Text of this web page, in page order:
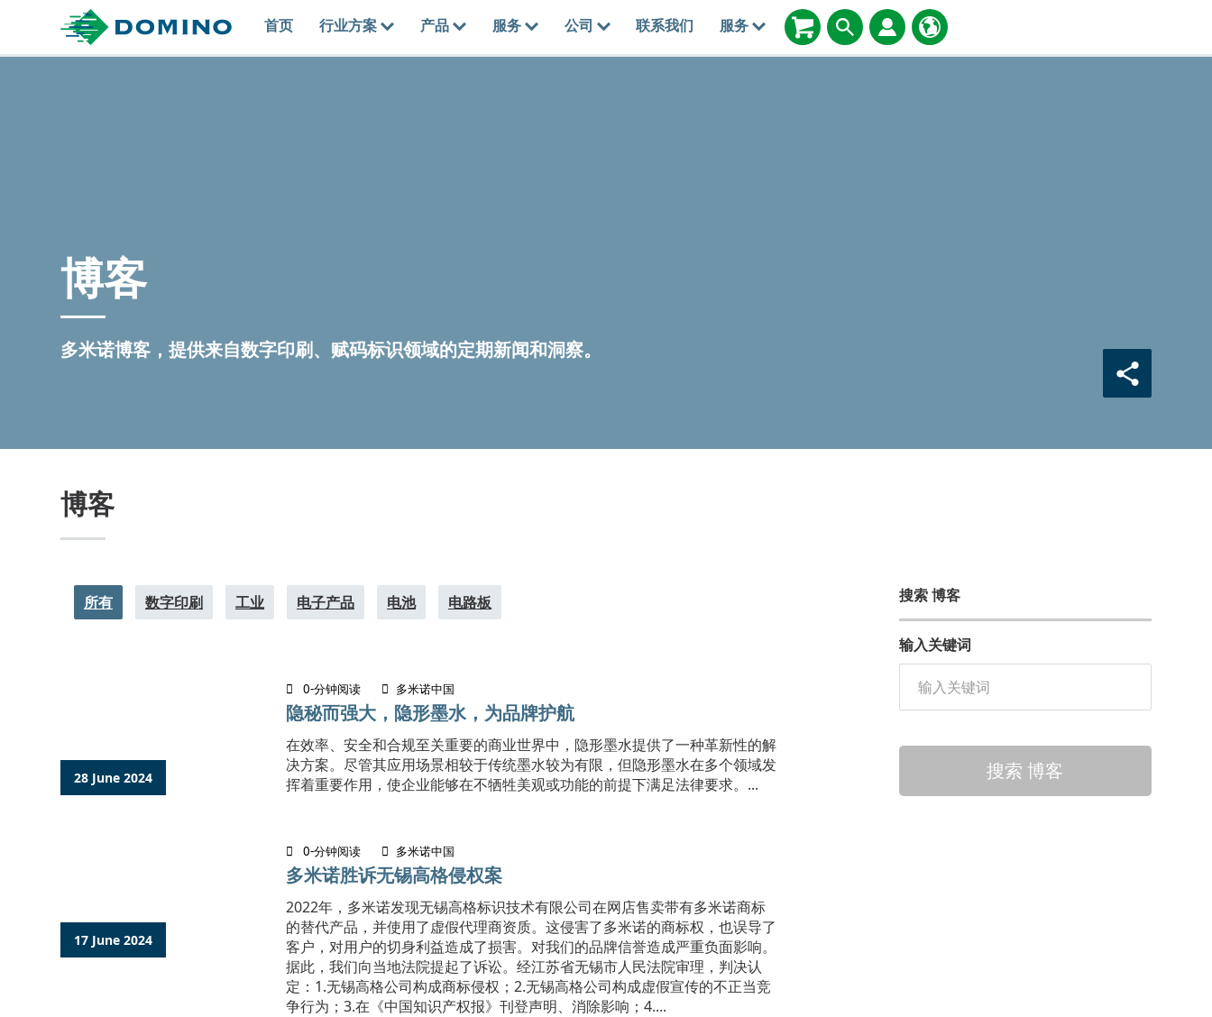
首页 行业方案 产品 服务 公司 联系我们 服务
博客
多米诺博客，提供来自数字印刷、赋码标识领域的定期新闻和洞察。
博客
搜索 博客
输入关键词
搜索 博客
所有 数字印刷 工业 电子产品 电池 电路板
28 June 2024
0-分钟阅读 多米诺中国
隐秘而强大，隐形墨水，为品牌护航
在效率、安全和合规至关重要的商业世界中，隐形墨水提供了一种革新性的解
决方案。尽管其应用场景相较于传统墨水较为有限，但隐形墨水在多个领域发
挥着重要作用，使企业能够在不牺牲美观或功能的前提下满足法律要求。...
17 June 2024
0-分钟阅读 多米诺中国
多米诺胜诉无锡高格侵权案
2022年，多米诺发现无锡高格标识技术有限公司在网店售卖带有多米诺商标
的替代产品，并使用了虚假代理商资质。这侵害了多米诺的商标权，也误导了
客户，对用户的切身利益造成了损害。对我们的品牌信誉造成严重负面影响。
据此，我们向当地法院提起了诉讼。经江苏省无锡市人民法院审理，判决认
定：1.无锡高格公司构成商标侵权；2.无锡高格公司构成虚假宣传的不正当竞
争行为；3.在《中国知识产权报》刊登声明、消除影响；4....